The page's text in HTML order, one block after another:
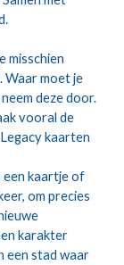
misschien
Waar moet je
deze door.
vooral de
kaarten
een kaartje of
om precies
karakter
een stad waar